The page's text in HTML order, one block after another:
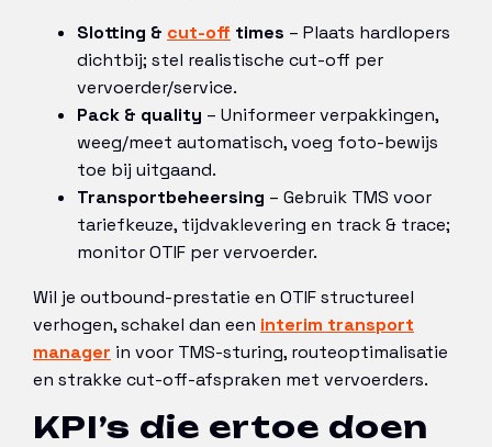
Slotting & cut-off times – Plaats hardlopers
dichtbij; stel realistische cut-off per
vervoerder/service.
Pack & quality – Uniformeer verpakkingen,
weeg/meet automatisch, voeg foto-bewijs
toe bij uitgaand.
Transportbeheersing – Gebruik TMS voor
tariefkeuze, tijdvaklevering en track & trace;
monitor OTIF per vervoerder.
Wil je outbound-prestatie en OTIF structureel
verhogen, schakel dan een interim transport
manager in voor TMS-sturing, routeoptimalisatie
en strakke cut-off-afspraken met vervoerders.
KPI’s die ertoe doen